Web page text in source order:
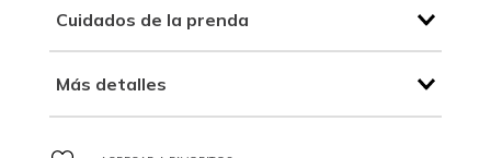
Cuidados de la prenda
Más detalles